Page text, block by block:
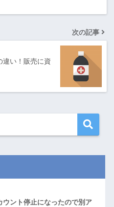
次の記事
違い！販売に資
ウント停止になったので別ア